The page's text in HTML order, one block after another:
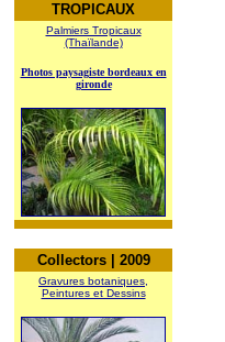
TROPICAUX
Palmiers Tropicaux
(Thaïlande)
Photos paysagiste bordeaux en
gironde
Collectors | 2009
Gravures botaniques,
Peintures et Dessins